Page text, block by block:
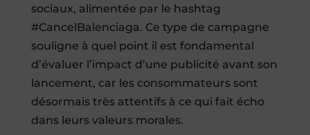
sociaux, alimentée par le hashtag
#CancelBalenciaga. Ce type de campagne
souligne à quel point il est fondamental
d’évaluer l’impact d’une publicité avant son
lancement, car les consommateurs sont
désormais très attentifs à ce qui fait écho
dans leurs valeurs morales.